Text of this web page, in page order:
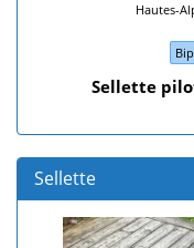
Hautes-
Sellette
Sellette